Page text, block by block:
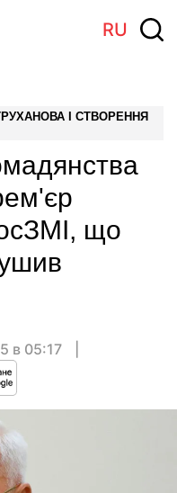
RU
І СТВОРЕННЯ
що
в 05:17